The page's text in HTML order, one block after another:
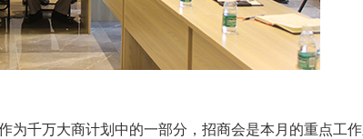
为千万大商计划中的一部分，招商会是本月的重点工